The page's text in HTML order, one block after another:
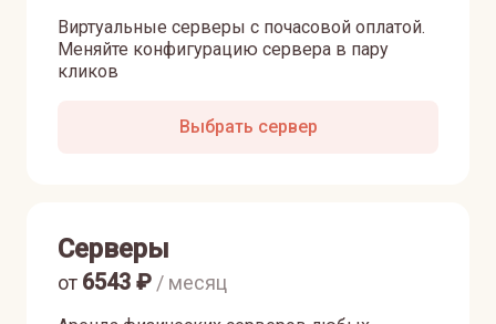
Виртуальные серверы с почасовой оплатой.
Меняйте конфигурацию сервера в пару
кликов
Выбрать сервер
Серверы
от 6543 ₽ / месяц